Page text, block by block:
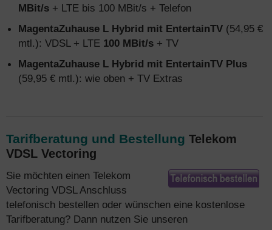
MBit/s + LTE bis 100 MBit/s + Telefon
MagentaZuhause L Hybrid mit EntertainTV (54,95 €
mtl.): VDSL + LTE 100 MBit/s + TV
MagentaZuhause L Hybrid mit EntertainTV Plus
(59,95 € mtl.): wie oben + TV Extras
Tarifberatung und Bestellung Telekom
VDSL Vectoring
Sie möchten einen Telekom
Vectoring VDSL Anschluss
telefonisch bestellen oder wünschen eine kostenlose
Tarifberatung? Dann nutzen Sie unseren